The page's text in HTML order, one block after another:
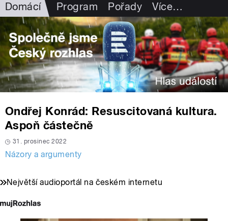
Domácí Program Pořady Více…
Ondřej Konrád: Resuscitovaná kultura.
Aspoň částečně
31. prosinec 2022
Názory a argumenty
Největší audioportál na českém internetu